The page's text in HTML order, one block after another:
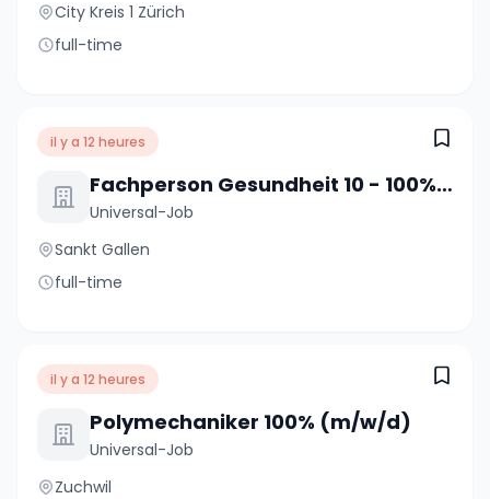
City Kreis 1 Zürich
full-time
il y a 12 heures
Fachperson Gesundheit 10 - 100% (m/w/d)
Universal-Job
Sankt Gallen
full-time
il y a 12 heures
Polymechaniker 100% (m/w/d)
Universal-Job
Zuchwil